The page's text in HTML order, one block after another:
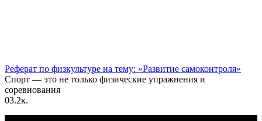
Реферат по физкультуре на тему: «Развитие самоконтроля»
Спорт — это не только физические упражнения и
соревнования
03.2к.